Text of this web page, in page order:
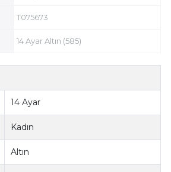
T075673
14 Ayar Altın (585)
14 Ayar
Kadın
Altın